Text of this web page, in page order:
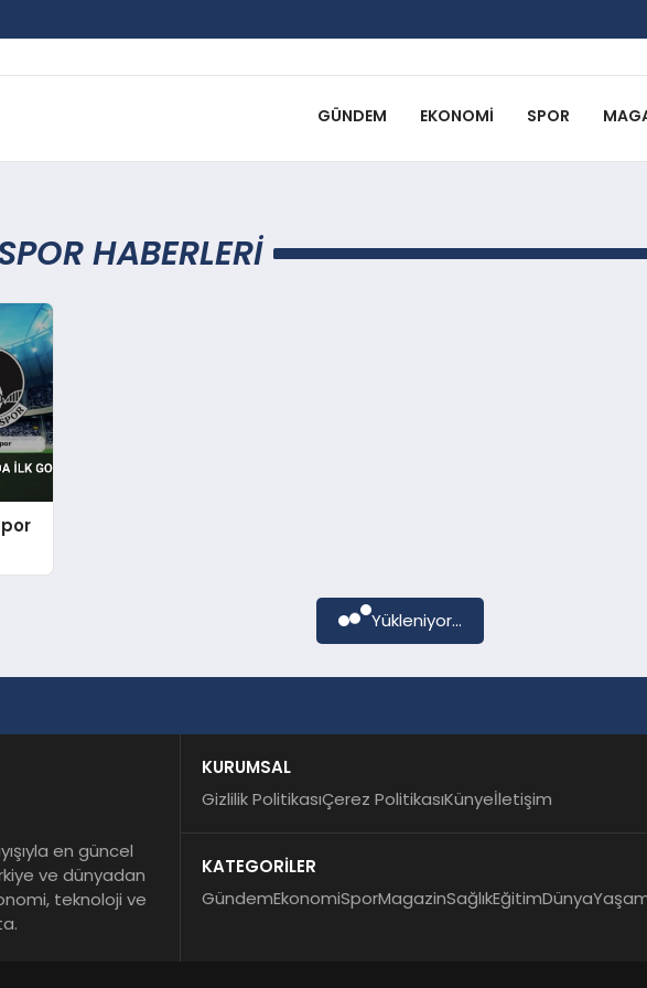
GÜNDEM EKONOMI SPOR
HABERLERI
Yükleniyor...
en güncel
ve dünyadan
teknoloji ve
KURUMSAL
Gizlilik PolitikasıÇerez PolitikasıKünyeİletişim
KATEGORİLER
GündemEkonomiSporMagazinSağlıkEğitimDünya